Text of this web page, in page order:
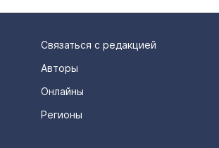
Связаться с редакцией
Авторы
Онлайны
Регионы